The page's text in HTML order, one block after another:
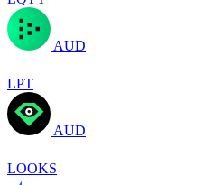
AUD
LPT
AUD
LOOKS